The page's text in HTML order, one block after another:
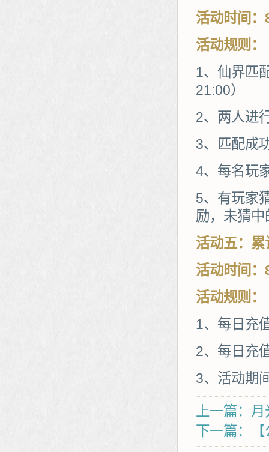
活动时间
活动规则：
1、仙界匹
21:00）
2、两人进
3、匹配成
4、每名玩
5、有玩家
励，未猜
活动五：累
活动时间
活动规则：
1、每日充
2、每日充
3、活动期
上一篇：
下一篇：